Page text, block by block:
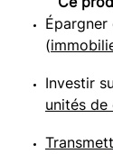
(
Investir
unités